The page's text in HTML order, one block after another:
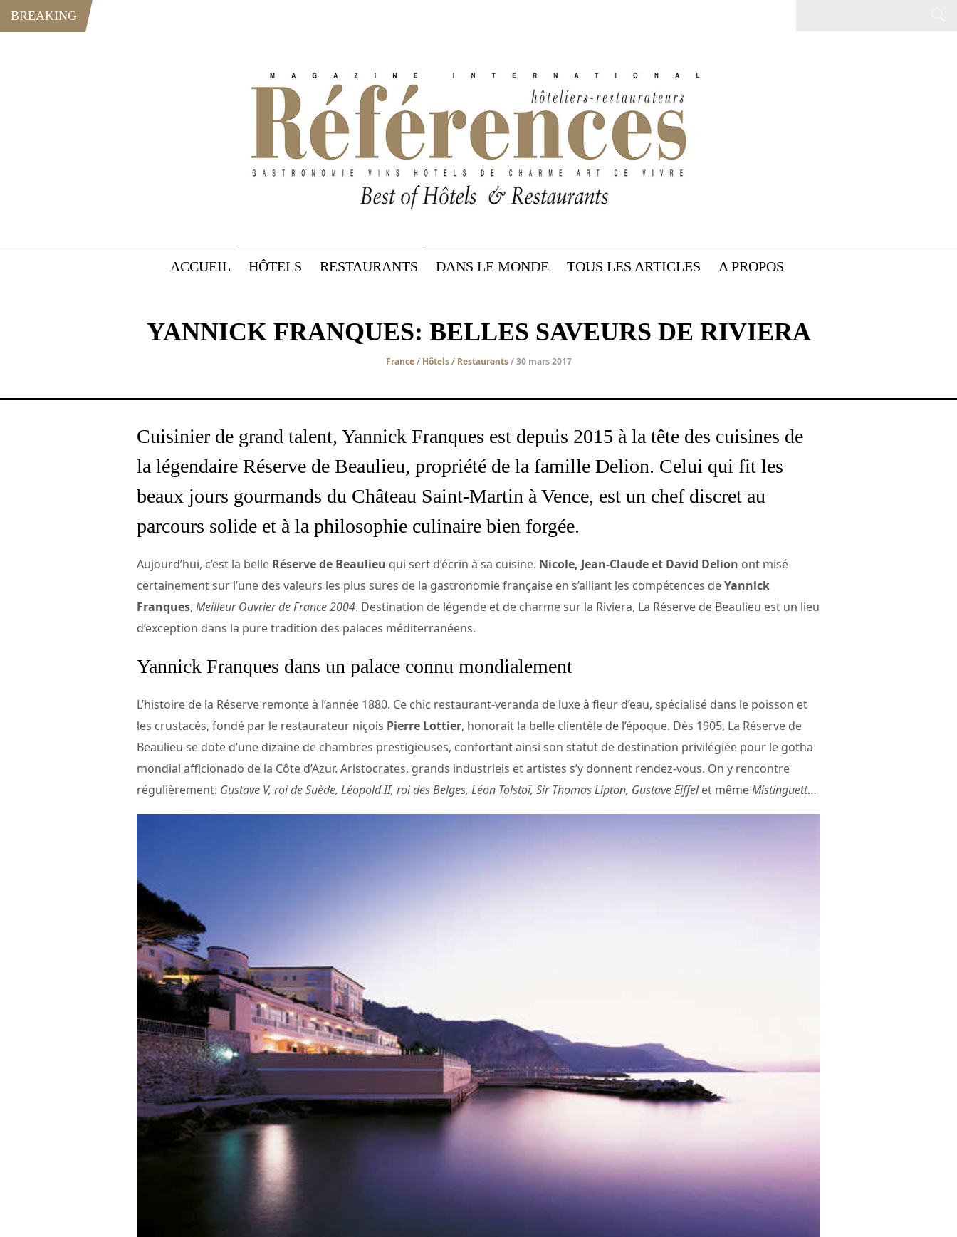
BREAKING
ACCUEIL HÔTELS RESTAURANTS DANS LE MONDE TOUS LES ARTICLES A PROPOS
YANNICK FRANQUES: BELLES SAVEURS DE RIVIERA
France/ Hôtels/ Restaurants/ 30 mars 2017
Cuisinier de grand talent, Yannick Franques est depuis 2015 à la tête des cuisines de
la légendaire Réserve de Beaulieu, propriété de la famille Delion. Celui qui fit les
beaux jours gourmands du Château Saint-Martin à Vence, est un chef discret au
parcours solide et à la philosophie culinaire bien forgée.
Aujourd’hui, c’est la belle Réserve de Beaulieu qui sert d’écrin à sa cuisine. Nicole, Jean-Claude et David Delion ont misé
certainement sur l’une des valeurs les plus sures de la gastronomie française en s’alliant les compétences deYannick
Franques, Meilleur Ouvrier de France 2004. Destination de légende et de charme sur la Riviera, La Réserve de Beaulieu est un lieu
d’exception dans la pure tradition des palaces méditerranéens.
Yannick Franques dans un palace connu mondialement
L’histoire de la Réserve remonte à l’année 1880. Ce chic restaurant-veranda de luxe à fleur d’eau, spécialisé dans le poisson et
les crustacés, fondé par le restaurateur niçois Pierre Lottier, honorait la belle clientèle de l’époque. Dès 1905, La Réserve de
Beaulieu se dote d’une dizaine de chambres prestigieuses, confortant ainsi son statut de destination privilégiée pour le gotha
mondial afficionado de la Côte d’Azur. Aristocrates, grands industriels et artistes s’y donnent rendez-vous. On y rencontre
régulièrement: Gustave V, roi de Suède, Léopold II, roi des Belges, Léon Tolstoï, Sir Thomas Lipton, Gustave Eiffelet mêmeMistinguett…